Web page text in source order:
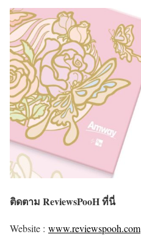
ติดตาม ReviewsPooH ที่นี่
Website : www.reviewspooh.com